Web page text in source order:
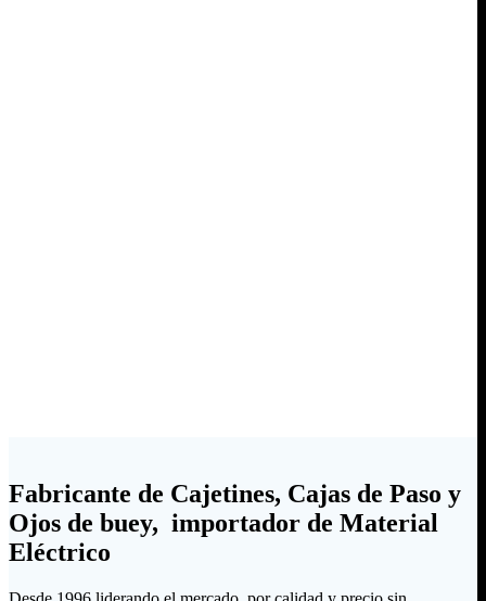
Fabricante de Cajetines, Cajas de Paso y
Ojos de buey, importador de Material
Eléctrico